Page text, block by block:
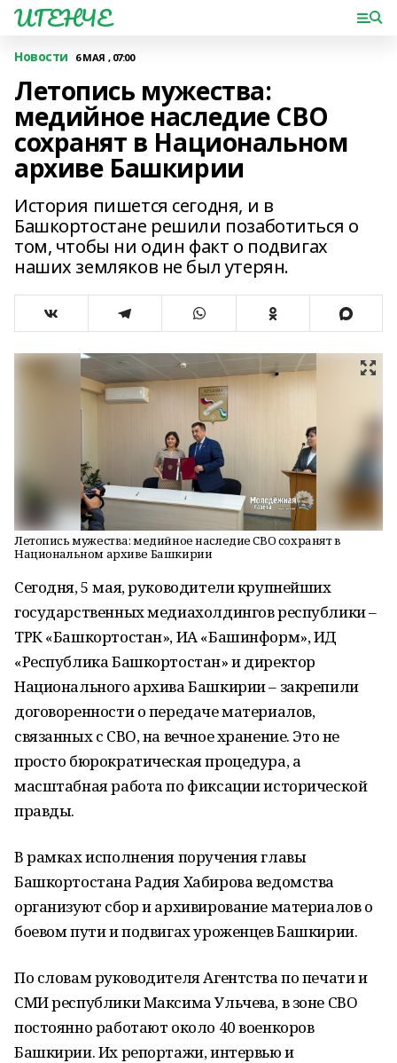
ИГЕНЧЕ
Новости 6 МАЯ , 07:00
Летопись мужества:
медийное наследие СВО
сохранят в Национальном
архиве Башкирии
История пишется сегодня, и в
Башкортостане решили позаботиться о
том, чтобы ни один факт о подвигах
наших земляков не был утерян.
Летопись мужества: медийное наследие СВО сохранят в
Национальном архиве Башкирии
Сегодня, 5 мая, руководители крупнейших
государственных медиахолдингов республики –
ТРК «Башкортостан», ИА «Башинформ», ИД
«Республика Башкортостан» и директор
Национального архива Башкирии – закрепили
договоренности о передаче материалов,
связанных с СВО, на вечное хранение. Это не
просто бюрократическая процедура, а
масштабная работа по фиксации исторической
правды.
В рамках исполнения поручения главы
Башкортостана Радия Хабирова ведомства
организуют сбор и архивирование материалов о
боевом пути и подвигах уроженцев Башкирии.
По словам руководителя Агентства по печати и
СМИ республики Максима Ульчева, в зоне СВО
постоянно работают около 40 военкоров
Башкирии. Их репортажи, интервью и